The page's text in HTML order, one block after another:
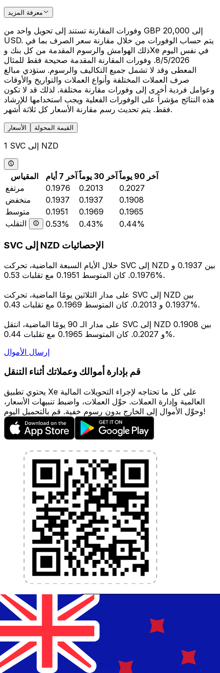
معرفة المزيد
وفورات المقارنة تستند إلى تحويل واحد من GBP 20,000 إلى
USD. يتم حساب الوفورات من خلال مقارنة سعر الصرف بما في
ذلك الهوامش والرسوم المقدمة من كل بنك وXe في نفس اليوم
8/5/2026. وفورات المقارنة المقدمة صحيحة فقط للمثال
المعطى وقد لا تشمل جميع التكاليف والرسوم. ستؤدي مبالغ
صرف العملات المختلفة وأنواع العملات والتواريخ والأوقات
وعوامل فردية أخرى إلى وفورات مقارنة مختلفة. لذلك قد لا تكون
هذه النتائج مؤشراً على الوفورات الفعلية ويجب استخدامها للإرشاد
فقط. يتم تحديث رسم مقارنة الأسعار كل ثلاثة أشهر.
الأسعار القيمة المحولة
1 SVC إلى NZD
المقياس آخر 7 أيام آخر 30 يوماً
آخر 90 يوماً
مرتفع
0.1976 0.2013
0.2027
منخفض
0.1937 0.1937
0.1908
متوسط
0.1951 0.1969
0.1965
التقلب
0.53% 0.43% 0.44%
SVC إلى NZD الإحصائيات
خلال الأيام السبعة الماضية، تحركت SVC إلى NZD بين 0.1937 و
0.1976. كان المتوسط 0.1951 مع تقلبات 0.53%.
على مدار الثلاثين يومًا الماضية، تحركت SVC إلى NZD بين
0.1937 و 0.2013. كان المتوسط 0.1969 مع تقلبات 0.43%.
على مدار الـ 90 يومًا الماضية، انتقل SVC إلى NZD بين 0.1908
و 0.2027. كان المتوسط 0.1965 مع تقلبات 0.44%.
إرسال الأموال
قم بإدارة أموالك وعملاتك أثناء التنقل
يحتوي تطبيق Xe على كل ما تحتاجه لإجراء التحويلات المالية
العالمية وإدارة العملات. حوِّل العملات، واضبط تنبيهات الأسعار،
وحوِّل الأموال إلى الخارج بدون رسوم خفية. قم بالتحميل اليوم!